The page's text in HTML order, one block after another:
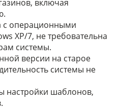
включая
с операционными
XP/7, не требовательна
системы.
версии на старое
системы не
настройки шаблонов,